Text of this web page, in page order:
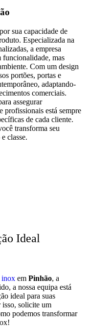
sua capacidade de
Especializada na
a empresa
funcionalidade, mas
Com um design
portões, portas e
adaptando-
comerciais.
assegurar
profissionais está sempre
de cada cliente.
transforma seu
classe.
Ideal
inox em Pinhão, a
a nossa equipa está
ideal para suas
isso, solicite um
podemos transformar